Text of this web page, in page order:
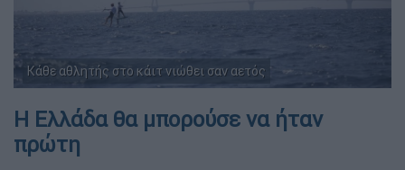
Κάθε αθλητής στο κάιτ νιώθει σαν αετός
Η Ελλάδα θα μπορούσε να ήταν
πρώτη